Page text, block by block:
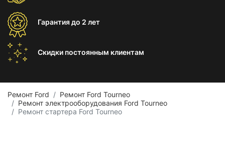
Гарантиядо 2 лет
Скидки постоянным клиентам
Ремонт Ford
Ремонт Ford Tourneo
Ремонт электрооборудования Ford Tourneo
Ремонт стартера Ford Tourneo